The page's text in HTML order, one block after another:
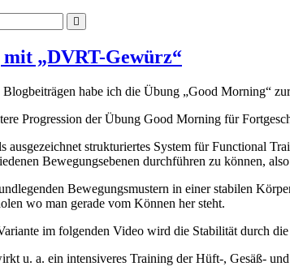
„DVRT-Gewürz“
habe ich die Übung „Good Morning“
Progression der Übung Good Morning für
ausgezeichnet strukturiertes System für Functional
Bewegungsebenen durchführen zu können,
Bewegungsmustern in einer stabilen
wo man gerade vom Können her steht.
im folgenden Video wird die Stabilität durch
u. a. ein intensiveres Training der Hüft-, Gesäß-